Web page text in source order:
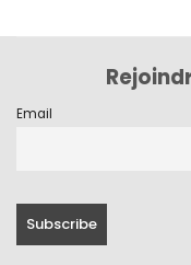
Email